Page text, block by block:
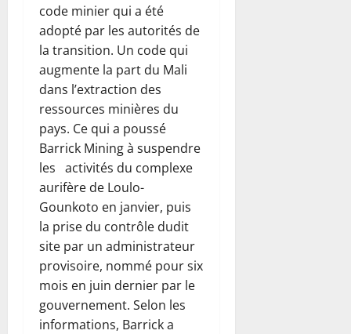
code minier qui a été
adopté par les autorités de
la transition. Un code qui
augmente la part du Mali
dans l’extraction des
ressources minières du
pays. Ce qui a poussé
Barrick Mining à suspendre
les activités du complexe
aurifère de Loulo-
Gounkoto en janvier, puis
la prise du contrôle dudit
site par un administrateur
provisoire, nommé pour six
mois en juin dernier par le
gouvernement. Selon les
informations, Barrick a